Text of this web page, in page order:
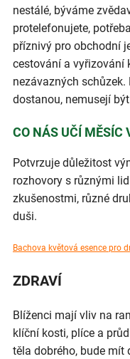
nestálé, býváme
protelefonujete,
příznivý pro obchodní
cestování a vyřizování
nezávazných
dostanou, nemusejí
CO NÁS UČÍ MĚSÍC
Potvrzuje důležitost
rozhovory s různými
zkušenostmi, různé
duši.
Bachova květová esence pro
ZDRAVÍ
Blíženci mají vliv na
klíční kosti, plíce a
těla dobrého, bude mít